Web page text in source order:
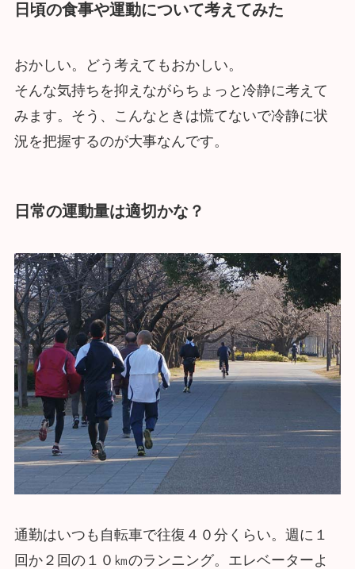
日頃の食事や運動について考えてみた
おかしい。どう考えてもおかしい。
そんな気持ちを抑えながらちょっと冷静に考えて
みます。そう、こんなときは慌てないで冷静に状
況を把握するのが大事なんです。
日常の運動量は適切かな？
通勤はいつも自転車で往復４０分くらい。週に１
回か２回の１０㎞のランニング。エレベーターよ